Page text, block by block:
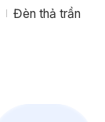
Đèn thả trần